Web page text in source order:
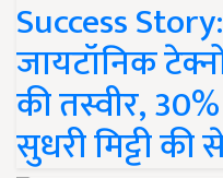
Success
जायटॉनिक
की तस्वीर,
सुधरी मिट्टी की